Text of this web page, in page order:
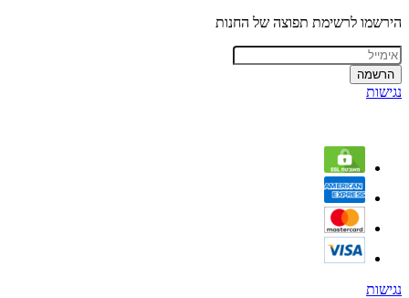
הירשמו לרשימת תפוצה של החנות
הרשמה
נגישות
נגישות